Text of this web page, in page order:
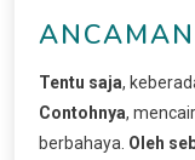
Tentu saja,
Contohnya,
berbahaya. Oleh